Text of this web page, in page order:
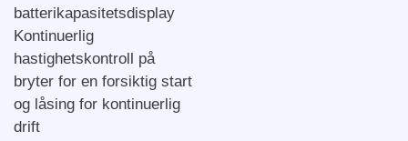
batterikapasitetsdisplay
Kontinuerlig
hastighetskontroll på
bryter for en forsiktig start
og låsing for kontinuerlig
drift